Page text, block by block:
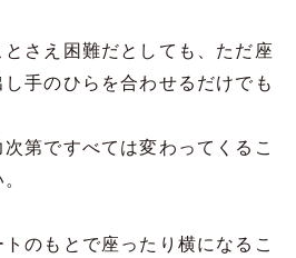
とさえ困難だとしても、ただ座
手のひらを合わせるだけでも
第ですべては変わってくるこ
のもとで座ったり横になるこ